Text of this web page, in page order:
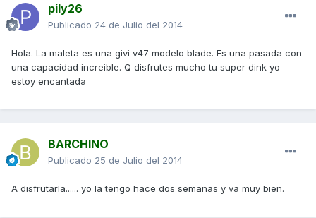
pily26
Publicado 24 de Julio del 2014
Hola. La maleta es una givi v47 modelo blade. Es una pasada con
una capacidad increible. Q disfrutes mucho tu super dink yo
estoy encantada
BARCHINO
Publicado 25 de Julio del 2014
A disfrutarla...... yo la tengo hace dos semanas y va muy bien.